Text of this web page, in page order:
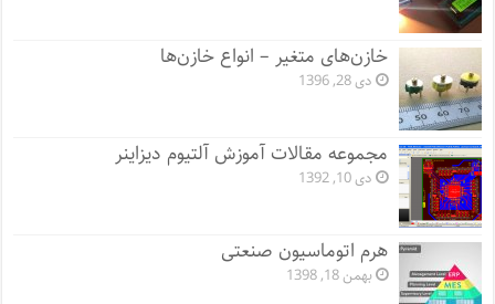
خازن‌های متغیر – انواع خازن‌ها
دی 28, 1396
مجموعه مقالات آموزش آلتیوم دیزاینر
دی 10, 1392
هرم اتوماسیون صنعتی
بهمن 18, 1398